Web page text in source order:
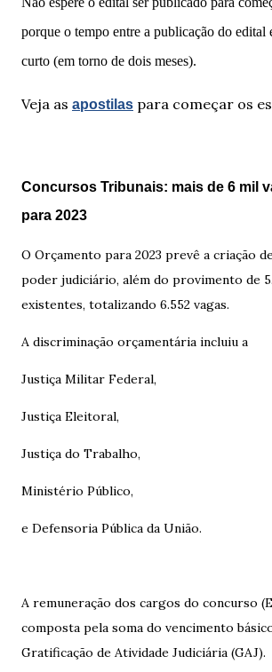
porque o tempo entre a publicação do edital
curto (em torno de dois meses).
Veja as apostilas para começar os
Concursos Tribunais: mais de 6 mil
para 2023
O Orçamento para 2023 prevê a criação
poder judiciário, além do provimento de
existentes, totalizando 6.552 vagas.
A discriminação orçamentária incluiu a
Justiça Militar Federal,
Justiça Eleitoral,
Justiça do Trabalho,
Ministério Público,
e Defensoria Pública da União.
A remuneração dos cargos do concurso
composta pela soma do vencimento
Gratificação de Atividade Judiciária (GAJ).